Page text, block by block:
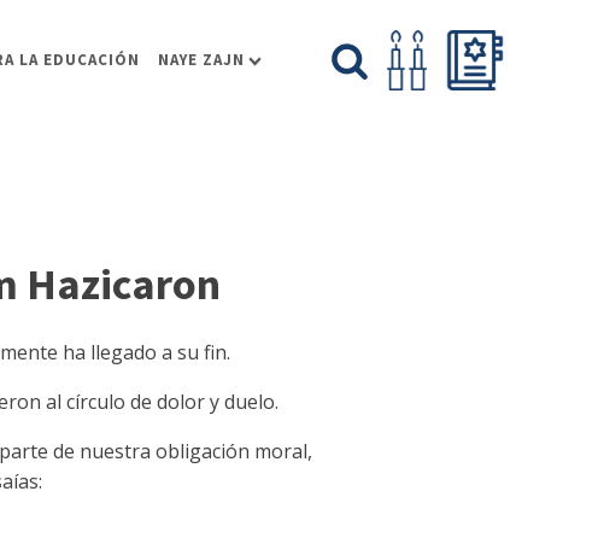
LA EDUCACIÓN NAYE ZAJN
Hazicaron
ha llegado a su fin.
al círculo de dolor y duelo.
de nuestra obligación moral,